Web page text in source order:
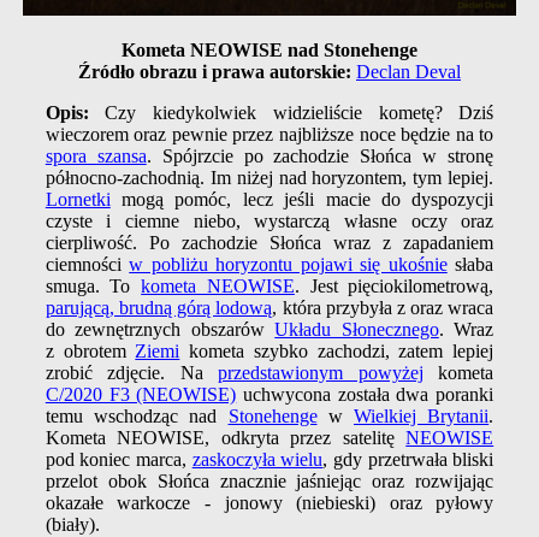
Kometa NEOWISE nad Stonehenge
Źródło obrazu i prawa autorskie: Declan Deval
Opis:Czy kiedykolwiek widzieliście kometę? Dziś
wieczorem oraz pewnie przez najbliższe noce będzie na to
spora szansa. Spójrzcie po zachodzie Słońca w stronę
północno-zachodnią. Im niżej nad horyzontem, tym lepiej.
Lornetki mogą pomóc, lecz jeśli macie do dyspozycji
czyste i ciemne niebo, wystarczą własne oczy oraz
cierpliwość. Po zachodzie Słońca wraz z zapadaniem
ciemnościw pobliżu horyzontu pojawi się ukośniesłaba
smuga. Tokometa NEOWISE. Jest pięciokilometrową,
parującą, brudną górą lodową, która przybyła z oraz wraca
do zewnętrznych obszarówUkładu Słonecznego. Wraz
z obrotem Ziemi kometa szybko zachodzi, zatem lepiej
zrobić zdjęcie. Naprzedstawionym powyżej kometa
C/2020 F3 (NEOWISE) uchwycona została dwa poranki
temu wschodząc nad Stonehengew Wielkiej Brytanii.
Kometa NEOWISE, odkryta przez satelitęNEOWISE
pod koniec marca, zaskoczyła wielu, gdy przetrwała bliski
przelot obok Słońca znacznie jaśniejąc oraz rozwijając
okazałe warkocze - jonowy (niebieski) oraz pyłowy
(biały).